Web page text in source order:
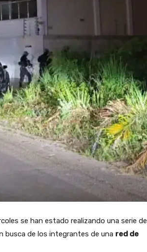
se han estado realizando una serie de
busca de los integrantes de una red de